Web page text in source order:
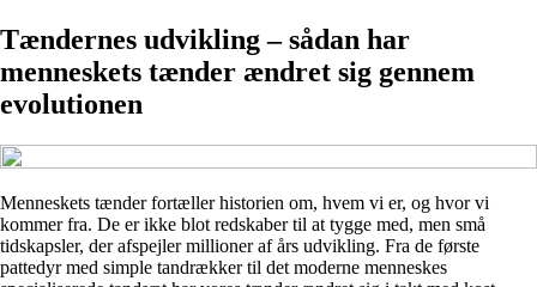
Tændernes udvikling – sådan har
menneskets tænder ændret sig gennem
evolutionen
Menneskets tænder fortæller historien om, hvem vi er, og hvor vi
kommer fra. De er ikke blot redskaber til at tygge med, men små
tidskapsler, der afspejler millioner af års udvikling. Fra de første
pattedyr med simple tandrækker til det moderne menneskes